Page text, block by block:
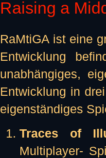
Raising a
RaMtiGA ist eine
Entwicklung
unabhängiges,
Entwicklung in
eigenständiges
Traces of
Multiplayer-